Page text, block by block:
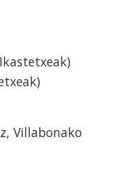
Villabonako